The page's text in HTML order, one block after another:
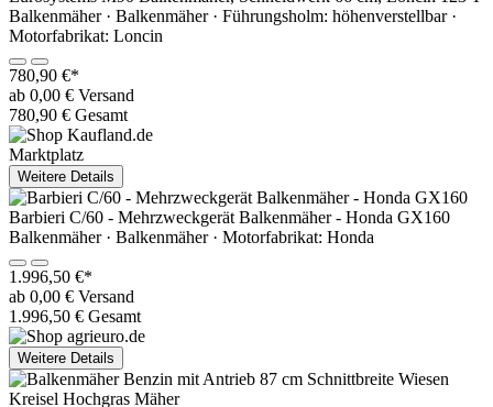
Balkenmäher · Balkenmäher · Führungsholm: höhenverstellbar ·
Motorfabrikat: Loncin
780,90 €*
ab 0,00 € Versand
780,90 € Gesamt
Marktplatz
Weitere Details
Barbieri C/60 - Mehrzweckgerät Balkenmäher - Honda GX160
Balkenmäher · Balkenmäher · Motorfabrikat: Honda
1.996,50 €*
ab 0,00 € Versand
1.996,50 € Gesamt
Weitere Details